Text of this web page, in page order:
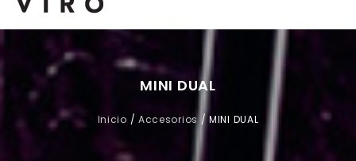
MINI DUAL
Inicio / Accesorios/MINI DUAL